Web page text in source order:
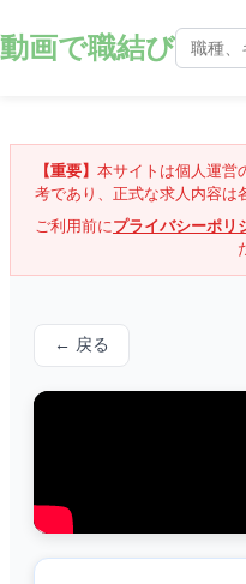
動画で職結び
【重要】 本サイトは個人運営
考であり、正式な求人内容は
ご利用前にプライバシーポリ
← 戻る